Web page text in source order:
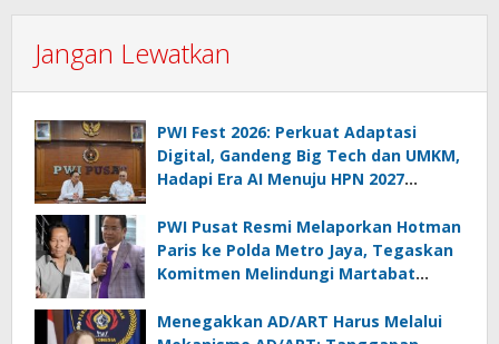
Jangan Lewatkan
PWI Fest 2026: Perkuat Adaptasi
Digital, Gandeng Big Tech dan UMKM,
Hadapi Era AI Menuju HPN 2027
PWI Pusat Resmi Melaporkan Hotman
Paris ke Polda Metro Jaya, Tegaskan
Komitmen Melindungi Martabat
Menegakkan AD/ART Harus Melalui